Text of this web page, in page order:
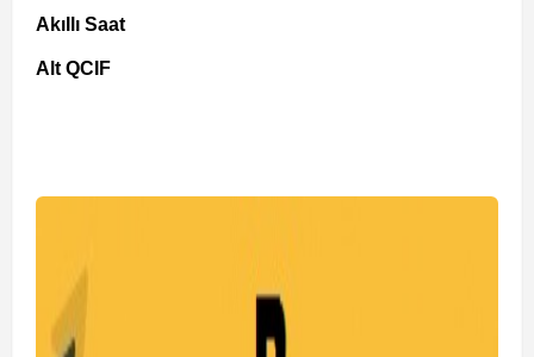
Akıllı Saat
Alt QCIF